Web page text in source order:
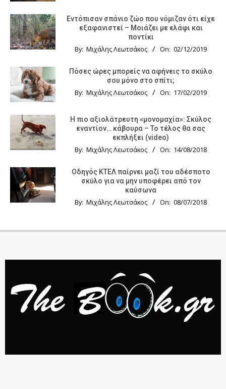
Εντόπισαν σπάνιο ζώο που νόμιζαν ότι είχε
εξαφανιστεί – Μοιάζει με ελάφι και
ποντίκι
By: Μιχάλης Λεωτσάκος On: 02/12/2019
Πόσες ώρες μπορείς να αφήνεις το σκύλο
σου μόνο στο σπίτι;
By: Μιχάλης Λεωτσάκος On: 17/02/2019
Η πιο αξιολάτρευτη «μονομαχία»: Σκύλος
εναντίον… κάβουρα – Το τέλος θα σας
εκπλήξει (video)
By: Μιχάλης Λεωτσάκος On: 14/08/2018
Οδηγός KTΕΛ παίρνει μαζί του αδέσποτο
σκύλο για να μην υποφέρει από τον
καύσωνα
By: Μιχάλης Λεωτσάκος On: 08/07/2018